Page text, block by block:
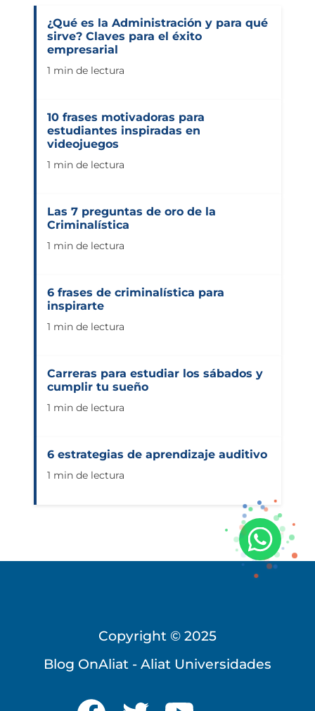
¿Qué es la Administración y para qué
sirve? Claves para el éxito
empresarial
1 min de lectura
10 frases motivadoras para
estudiantes inspiradas en
videojuegos
1 min de lectura
Las 7 preguntas de oro de la
Criminalística
1 min de lectura
6 frases de criminalística para
inspirarte
1 min de lectura
Carreras para estudiar los sábados y
cumplir tu sueño
1 min de lectura
6 estrategias de aprendizaje auditivo
1 min de lectura
Copyright © 2025
Blog OnAliat - Aliat Universidades